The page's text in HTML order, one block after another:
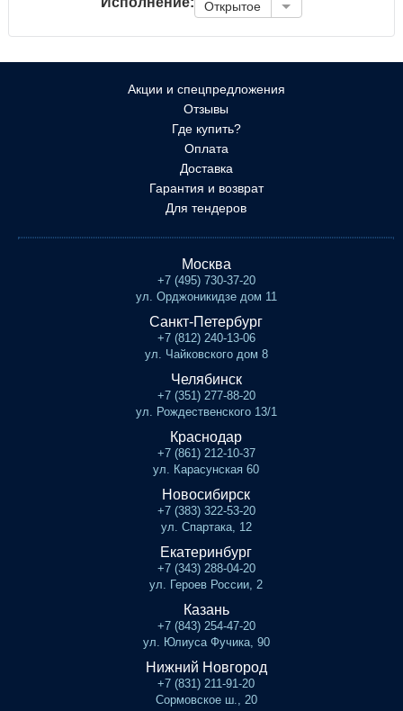
Открытое
Акции и спецпредложения
Отзывы
Где купить?
Оплата
Доставка
Гарантия и возврат
Для тендеров
Москва
+7 (495) 730-37-20
ул. Орджоникидзе дом 11
Санкт-Петербург
+7 (812) 240-13-06
ул. Чайковского дом 8
Челябинск
+7 (351) 277-88-20
ул. Рождественского 13/1
Краснодар
+7 (861) 212-10-37
ул. Карасунская 60
Новосибирск
+7 (383) 322-53-20
ул. Спартака, 12
Екатеринбург
+7 (343) 288-04-20
ул. Героев России, 2
Казань
+7 (843) 254-47-20
ул. Юлиуса Фучика, 90
Нижний Новгород
+7 (831) 211-91-20
Сормовское ш., 20